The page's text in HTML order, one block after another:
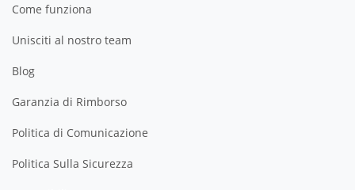
Come funziona
Unisciti al nostro team
Blog
Garanzia di Rimborso
Politica di Comunicazione
Politica Sulla Sicurezza